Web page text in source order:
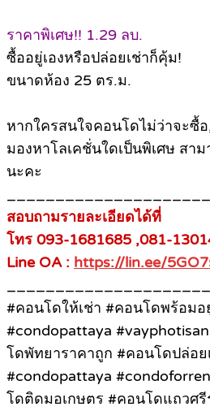
ราคาพิเศษ!! 1.29 ลบ.
ซื้ออยู่เองหรือปล่อยเช่าก็คุ้ม!
ขนาดห้อง 25 ตร.ม.
หากใครสนใจคอนโดไม่ว่าจะซื้
มองหาโลเคชั่นใดเป็นพิเศษ สา
นะคะ
สอบถามรายละเอียดได้ที่
โทร 093-1681685 ,081-
Line OA : https://lin.ee/
#คอนโดให้เช่า #คอนโดพร้อมอ
#condopattaya
โดพัทยาราคาถูก #คอนโดปล่อ
#condopattaya
โดติดมอเกษตร #คอนโดแถวศ